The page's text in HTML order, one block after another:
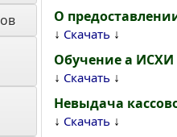
О
↓ Скачать ↓
Обучение а ИСХИ
↓ Скачать ↓
Невыдача
↓ Скачать ↓